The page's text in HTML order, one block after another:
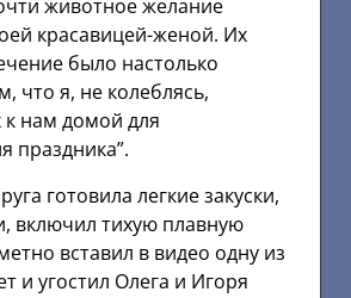
животное желание
красавицей-женой. Их
было настолько
что я, не колеблясь,
к нам домой для
праздника”.
готовила легкие закуски,
включил тихую плавную
вставил в видео одну из
и угостил Олега и Игоря